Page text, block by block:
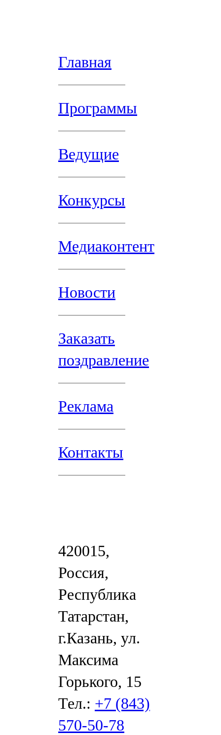
Главная
Программы
Ведущие
Конкурсы
Медиаконтент
Новости
Заказать
поздравление
Реклама
Контакты
420015,
Россия,
Республика
Татарстан,
г.Казань, ул.
Максима
Горького, 15
Тел.: +7 (843)
570-50-78